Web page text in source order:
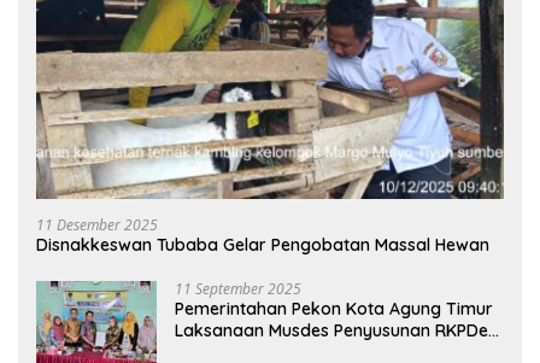
11 Desember 2025
Disnakkeswan Tubaba Gelar Pengobatan Massal Hewan
11 September 2025
Pemerintahan Pekon Kota Agung Timur
Laksanaan Musdes Penyusunan RKPDes